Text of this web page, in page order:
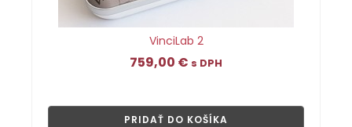
VinciLab 2
759,00 € s DPH
PRIDAŤ DO KOŠÍKA